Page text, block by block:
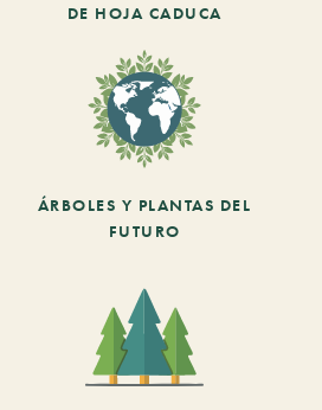
DE HOJA CADUCA
ÁRBOLES Y PLANTAS DEL
FUTURO